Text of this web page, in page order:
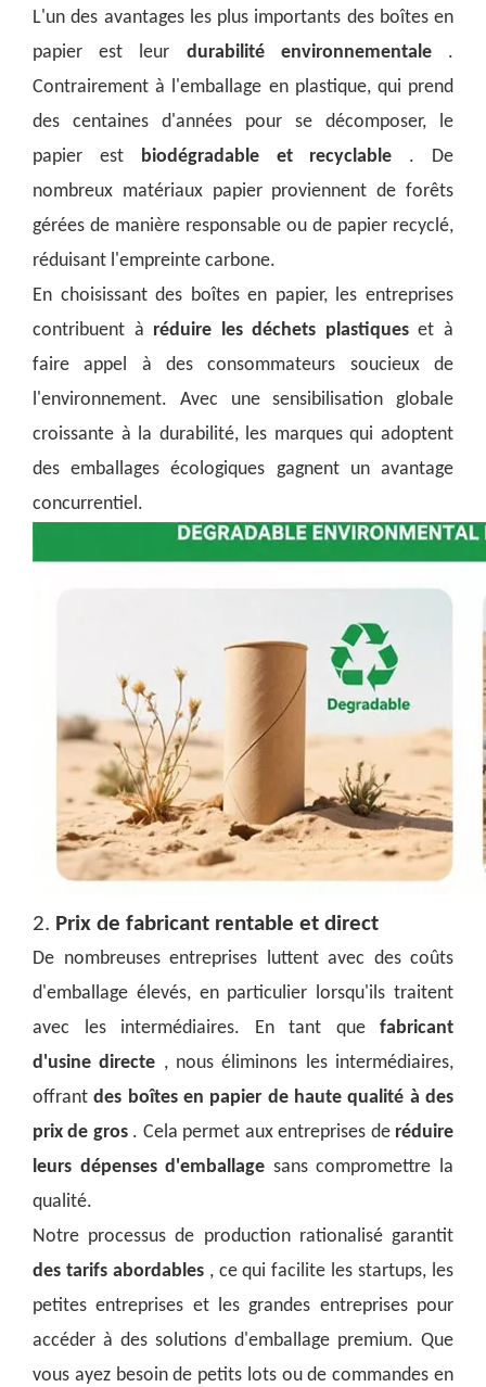
L'un des avantages les plus importants des boîtes en
papier est leur durabilité environnementale .
Contrairement à l'emballage en plastique, qui prend
des centaines d'années pour se décomposer, le
papier est biodégradable et recyclable . De
nombreux matériaux papier proviennent de forêts
gérées de manière responsable ou de papier recyclé,
réduisant l'empreinte carbone.
En choisissant des boîtes en papier, les entreprises
contribuent à réduire les déchets plastiqueset à
faire appel à des consommateurs soucieux de
l'environnement. Avec une sensibilisation globale
croissante à la durabilité, les marques qui adoptent
des emballages écologiques gagnent un avantage
concurrentiel.
2. Prix de fabricant rentable et direct
De nombreuses entreprises luttent avec des coûts
d'emballage élevés, en particulier lorsqu'ils traitent
avec les intermédiaires. En tant que fabricant
d'usine directe , nous éliminons les intermédiaires,
offrantdes boîtes en papier de haute qualité à des
prix de gros . Cela permet aux entreprises de réduire
leurs dépenses d'emballage sans compromettre la
qualité.
Notre processus de production rationalisé garantit
des tarifs abordables , ce qui facilite les startups, les
petites entreprises et les grandes entreprises pour
accéder à des solutions d'emballage premium. Que
vous ayez besoin de petits lots ou de commandes en